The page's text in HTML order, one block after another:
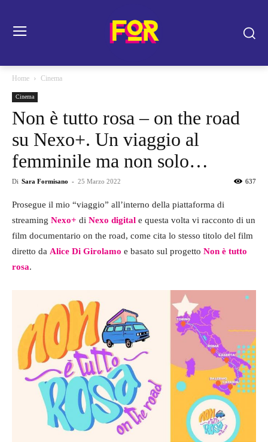
Home Cinema
Cinema
Non è tutto rosa – on the road
su Nexo+. Un viaggio al
femminile ma non solo…
Di Sara Formisano - 25 Marzo 2022 637
Prosegue il mio “viaggio” all’interno della piattaforma di
streaming Nexo+ di Nexo digital e questa volta vi racconto di un
film documentario on the road, come cita lo stesso titolo del film
diretto da Alice Di Girolamo e basato sul progetto Non è tutto
rosa.